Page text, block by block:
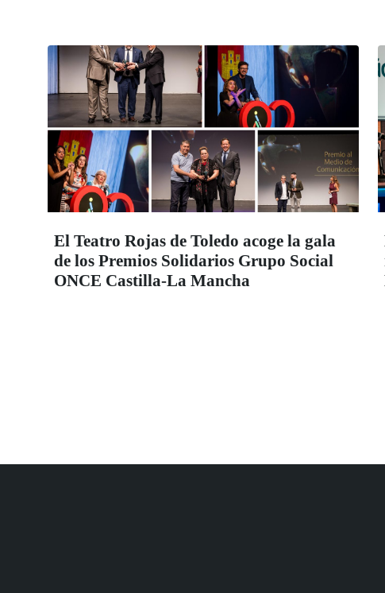
El Teatro Rojas de Toledo acoge la gala
de los Premios Solidarios Grupo Social
ONCE Castilla-La Mancha